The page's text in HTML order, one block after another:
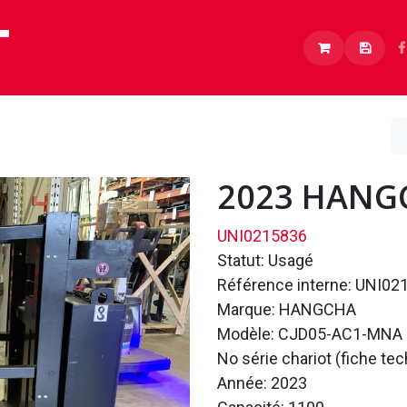
Carrières
2023
UNI0215836
Statut: Usagé
Référence interne:
Marque: HANGCHA
Modèle: CJD05-AC1-MNA
No série chariot (fiche
Année: 2023